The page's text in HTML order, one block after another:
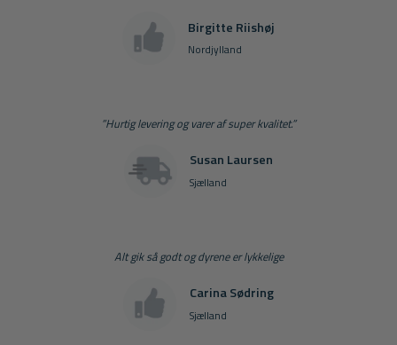
Birgitte Riishøj
Nordjylland
”Hurtig levering og varer af super kvalitet.”
Susan Laursen
Sjælland
Alt gik så godt og dyrene er lykkelige
Carina Sødring
Sjælland